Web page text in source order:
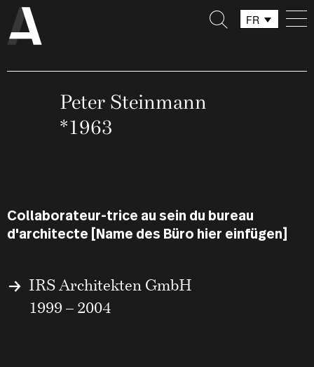
FR
Peter Steinmann
*1963
Collaborateur-trice au sein du bureau
d'architecte [Name des Büro hier einfügen]
IRS Architekten GmbH
1999 – 2004